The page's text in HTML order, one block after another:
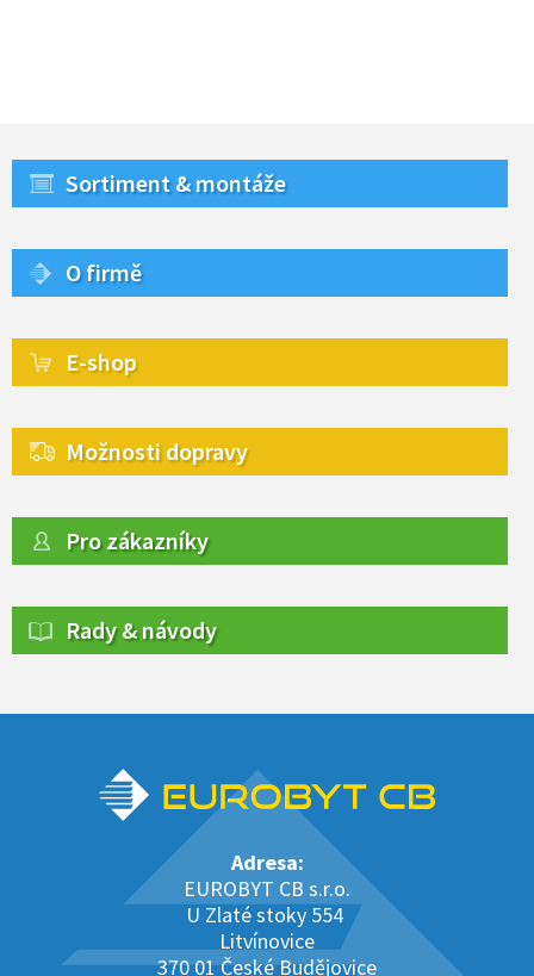
Sortiment & montáže
O firmě
E-shop
Možnosti dopravy
Pro zákazníky
Rady & návody
Adresa:
EUROBYT CB s.r.o.
U Zlaté stoky 554
Litvínovice
370 01 České Budějovice